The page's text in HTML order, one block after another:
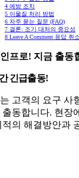
4 예방 조치
5 이물질 처리 방법
6 자주 묻는 질문 (FAQ)
7 결론: 조기 대처의 중요성
8 Leave A Comment 응답 취소
프로! 지금 출동
긴급출동!
고객의 요구 사
출동합니다. 현장
적의 해결방안과